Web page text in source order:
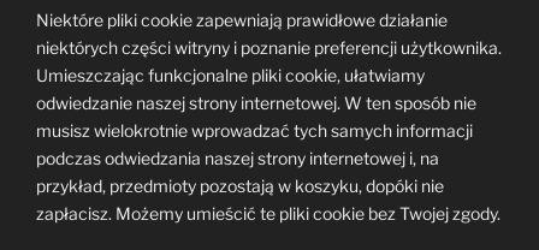
Niektóre pliki cookie zapewniają prawidłowe działanie
niektórych części witryny i poznanie preferencji użytkownika.
Umieszczając funkcjonalne pliki cookie, ułatwiamy
odwiedzanie naszej strony internetowej. W ten sposób nie
musisz wielokrotnie wprowadzać tych samych informacji
podczas odwiedzania naszej strony internetowej i, na
przykład, przedmioty pozostają w koszyku, dopóki nie
zapłacisz. Możemy umieścić te pliki cookie bez Twojej zgody.